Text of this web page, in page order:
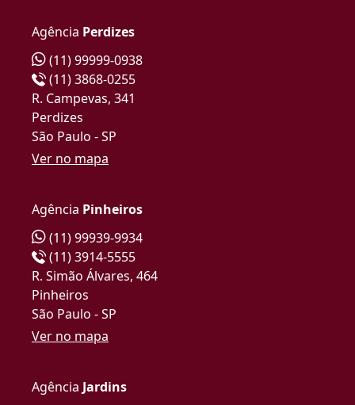
Agência Perdizes
(11) 99999-0938
(11) 3868-0255
R. Campevas, 341
Perdizes
São Paulo - SP
Ver no mapa
Agência Pinheiros
(11) 99939-9934
(11) 3914-5555
R. Simão Álvares, 464
Pinheiros
São Paulo - SP
Ver no mapa
Agência Jardins